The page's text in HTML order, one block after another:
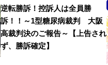
逆転勝訴！控訴人は全員勝
訴！！～1型糖尿病裁判 大阪
高裁判決のご報告～【上告され
ず、勝訴確定】